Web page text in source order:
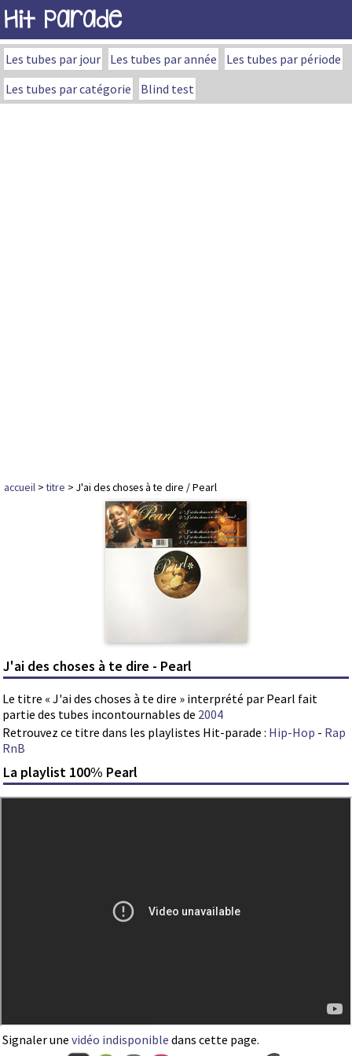
Hit Parade
Les tubes par jour Les tubes par année
Les tubes par période
Les tubes par catégorie
Blind test
accueil >titre > J'ai des choses à te dire / Pearl
J'ai des choses à te dire - Pearl
Le titre « J'ai des choses à te dire » interprété par Pearl fait
partie des tubes incontournables de 2004
Retrouvez ce titre dans les playlistes Hit-parade : Hip-Hop - Rap
RnB
La playlist 100% Pearl
Signaler une vidéo indisponible dans cette page.